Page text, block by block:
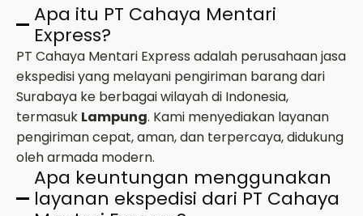
Apa itu PT Cahaya Mentari
Express?
PT Cahaya Mentari Express adalah perusahaan jasa
ekspedisi yang melayani pengiriman barang dari
Surabaya ke berbagai wilayah di Indonesia,
termasuk Lampung. Kami menyediakan layanan
pengiriman cepat, aman, dan terpercaya, didukung
oleh armada modern.
Apa keuntungan menggunakan
layanan ekspedisi dari PT Cahaya